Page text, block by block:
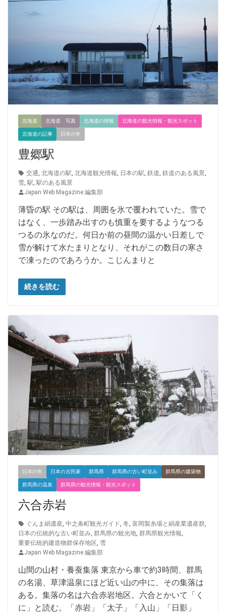
北海道 北海道 写真 北海道の情報 北海道の観光情報・観光スポット
北海道の記事 日本の冬
豊郷駅
交通 北海道の駅 北海道観光情報 日本の駅 鉄道 鉄道のある風景
雪 駅 駅のある風景
Japan Web Magazine 編集部
薄昏の駅 その駅は、周囲を氷で覆われていた。雪で
はなく、一歩踏み出すのも慎重を要するようなつる
つるの氷なのだ。何日か前の昼間の温かい日差しで
雪が解けて水たまりとなり、それがこの数日の寒さ
で凍ったのであろうか。こじんまりと
続きを読む
日本の冬 日本の古民家 群馬県 群馬県の古い町並み 群馬県の建築物
群馬県の温泉 群馬県の観光情報・観光スポット
六合赤岩
ぐんま絹遺産 中之条町観光ガイド 冬 富岡製糸場と絹産業遺産群
日本の伝統的な古い町並み 群馬県の観光地 群馬県観光情報
重要伝統的建造物群保存地区 雪
Japan Web Magazine 編集部
山間の山村・養蚕集落 東京から車で約3時間、群馬
の名湯、草津温泉にほど近い山の中に、その集落は
ある。集落の名は六合赤岩地区。六合とかいて「く
に」と読む。「赤岩」「太子」「入山」「日影」